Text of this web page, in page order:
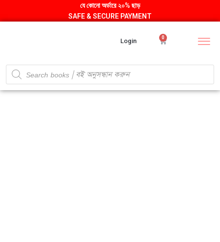
যে কোনো অর্ডারে ২০% ছাড়
SAFE & SECURE PAYMENT
Login 0